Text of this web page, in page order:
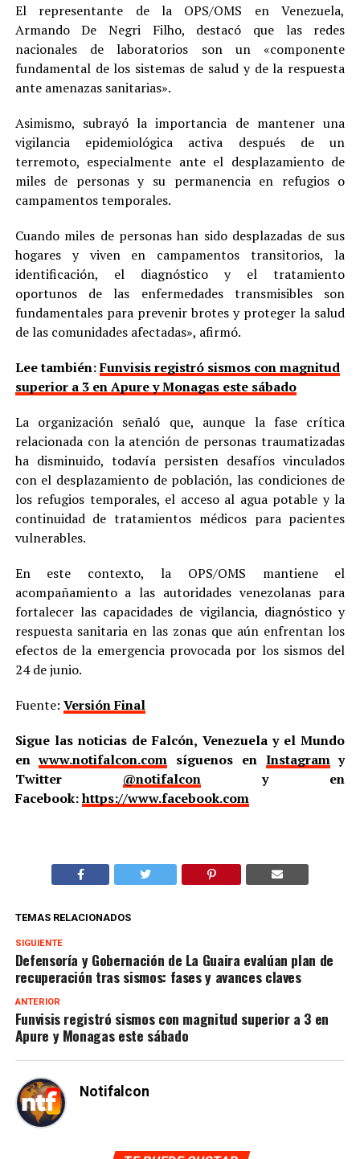
El representante de la OPS/OMS en Venezuela,
Armando De Negri Filho, destacó que las redes
nacionales de laboratorios son un «componente
fundamental de los sistemas de salud y de la respuesta
ante amenazas sanitarias».
Asimismo, subrayó la importancia de mantener una
vigilancia epidemiológica activa después de un
terremoto, especialmente ante el desplazamiento de
miles de personas y su permanencia en refugios o
campamentos temporales.
Cuando miles de personas han sido desplazadas de sus
hogares y viven en campamentos transitorios, la
identificación, el diagnóstico y el tratamiento
oportunos de las enfermedades transmisibles son
fundamentales para prevenir brotes y proteger la salud
de las comunidades afectadas», afirmó.
Lee también:Funvisis registró sismos con magnitud
superior a 3 en Apure y Monagas este sábado
La organización señaló que, aunque la fase crítica
relacionada con la atención de personas traumatizadas
ha disminuido, todavía persisten desafíos vinculados
con el desplazamiento de población, las condiciones de
los refugios temporales, el acceso al agua potable y la
continuidad de tratamientos médicos para pacientes
vulnerables.
En este contexto, la OPS/OMS mantiene el
acompañamiento a las autoridades venezolanas para
fortalecer las capacidades de vigilancia, diagnóstico y
respuesta sanitaria en las zonas que aún enfrentan los
efectos de la emergencia provocada por los sismos del
24 de junio.
Fuente: Versión Final
Sigue las noticias de Falcón, Venezuela y el Mundo
enwww.notifalcon.com síguenos en Instagramy
Twitter @notifalcony en
Facebook:https://www.facebook.com
TEMAS RELACIONADOS
SIGUIENTE
Defensoría y Gobernación de La Guaira evalúan plan de
recuperación tras sismos: fases y avances claves
ANTERIOR
Funvisis registró sismos con magnitud superior a 3 en
Apure y Monagas este sábado
Notifalcon